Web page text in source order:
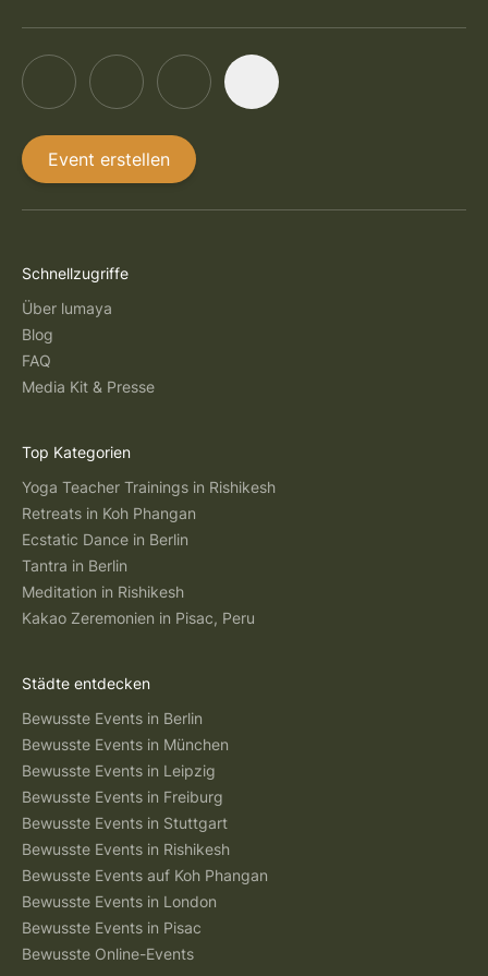
Event erstellen
Schnellzugriffe
Über lumaya
Blog
FAQ
Media Kit & Presse
Top Kategorien
Yoga Teacher Trainings in Rishikesh
Retreats in Koh Phangan
Ecstatic Dance in Berlin
Tantra in Berlin
Meditation in Rishikesh
Kakao Zeremonien in Pisac, Peru
Städte entdecken
Bewusste Events in Berlin
Bewusste Events in München
Bewusste Events in Leipzig
Bewusste Events in Freiburg
Bewusste Events in Stuttgart
Bewusste Events in Rishikesh
Bewusste Events auf Koh Phangan
Bewusste Events in London
Bewusste Events in Pisac
Bewusste Online-Events